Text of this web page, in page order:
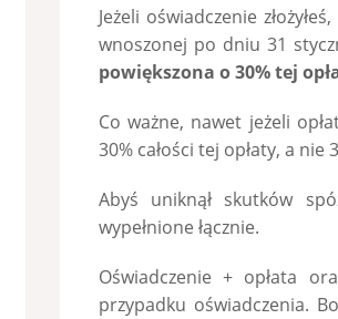
Jeżeli oświadczenie
wnoszonej po dniu 31
powiększona o 30% tej
Co ważne, nawet jeżeli
30% całości tej opłaty, a
Abyś uniknął skutków
wypełnione łącznie.
Oświadczenie + opłata
przypadku oświadczenia.